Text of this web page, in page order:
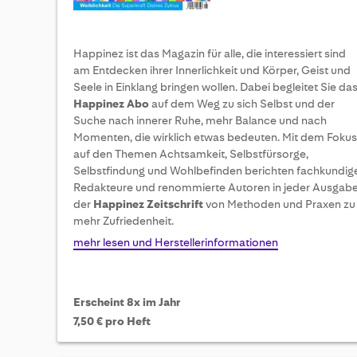
Happinez ist das Magazin für alle, die interessiert sind
am Entdecken ihrer Innerlichkeit und Körper, Geist und
Seele in Einklang bringen wollen. Dabei begleitet Sie das
Happinez Aboauf dem Weg zu sich Selbst und der
Suche nach innerer Ruhe, mehr Balance und nach
Momenten, die wirklich etwas bedeuten. Mit dem Fokus
auf den Themen Achtsamkeit, Selbstfürsorge,
Selbstfindung und Wohlbefinden berichten
Redakteure und renommierte Autoren in jeder
der Happinez Zeitschriftvon Methoden und Praxen zu
mehr Zufriedenheit.
mehr lesen und Herstellerinformationen
Erscheint 8x im Jahr
7,50 € pro Heft